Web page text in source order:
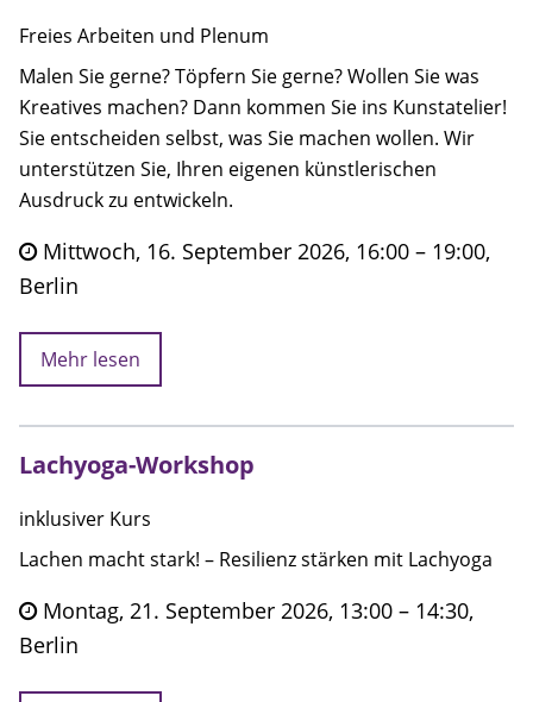
Freies Arbeiten und Plenum
Malen Sie gerne? Töpfern Sie gerne? Wollen Sie was
Kreatives machen? Dann kommen Sie ins Kunstatelier!
Sie entscheiden selbst, was Sie machen wollen. Wir
unterstützen Sie, Ihren eigenen künstlerischen
Ausdruck zu entwickeln.
Mittwoch, 16. September 2026, 16:00 – 19:00,
Berlin
Mehr lesen
Lachyoga-Workshop
inklusiver Kurs
Lachen macht stark! – Resilienz stärken mit Lachyoga
Montag, 21. September 2026, 13:00 – 14:30,
Berlin